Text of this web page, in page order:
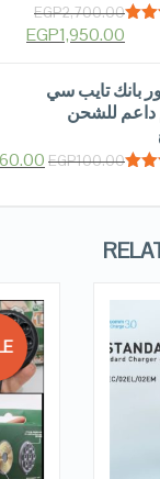
EGP2,700.00
EGP1,950.00
بانك تايب سي
داعم للشحن
EGP100.00
60.00